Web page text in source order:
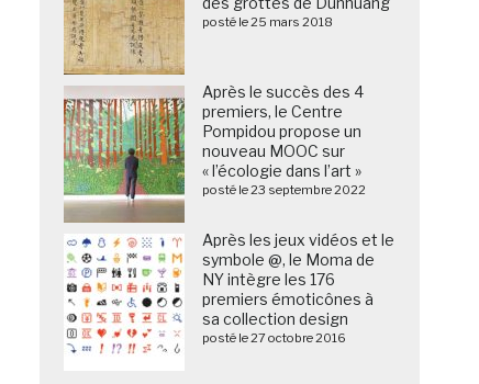
posté le 25 mars 2018
Après le succès des 4
premiers, le Centre
Pompidou propose un
nouveau MOOC sur
« l’écologie dans l’art »
posté le 23 septembre 2022
Après les jeux vidéos et le
symbole @, le Moma de
NY intègre les 176
premiers émoticônes à
sa collection design
posté le 27 octobre 2016